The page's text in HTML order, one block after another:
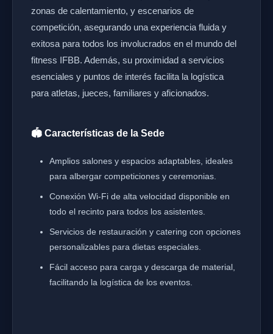
zonas de calentamiento, y escenarios de
competición, asegurando una experiencia fluida y
exitosa para todos los involucrados en el mundo del
fitness IFBB. Además, su proximidad a servicios
esenciales y puntos de interés facilita la logística
para atletas, jueces, familiares y aficionados.
🏟️ Características de la Sede
Amplios salones y espacios adaptables, ideales
para albergar competiciones y ceremonias.
Conexión Wi-Fi de alta velocidad disponible en
todo el recinto para todos los asistentes.
Servicios de restauración y catering con opciones
personalizables para dietas especiales.
Fácil acceso para carga y descarga de material,
facilitando la logística de los eventos.